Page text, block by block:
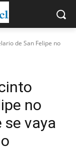
de San Felipe no
no
se vaya